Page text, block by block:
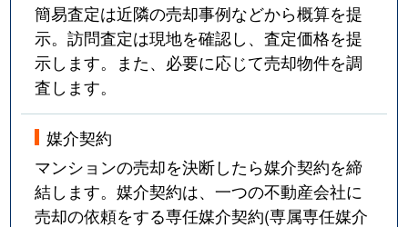
簡易査定は近隣の売却事例などから概算を提
示。訪問査定は現地を確認し、査定価格を提
示します。また、必要に応じて売却物件を調
査します。
媒介契約
マンションの売却を決断したら媒介契約を締
結します。媒介契約は、一つの不動産会社に
売却の依頼をする専任媒介契約(専属専任媒介